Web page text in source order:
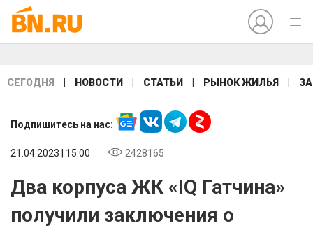
СЕГОДНЯ НОВОСТИ СТАТЬИ РЫНОК ЖИЛЬЯ
Подпишитесь на нас:
21.04.2023 | 15:00 2428165
Два корпуса ЖК «IQ Гатчина»
получили заключения о